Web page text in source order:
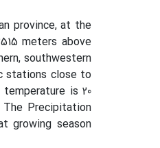
province, at the
meters above
southwestern
stations close to
is 20
Precipitation
growing season